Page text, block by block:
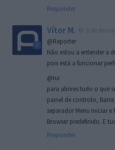
Responder
Vítor M.
@Reporter
Não estou a entender a
pois está a funcionar
@rui
para abrires tudo o que
painel de controlo, Barra
separador Menu Iniciar e
Browser predefinido. E
Responder